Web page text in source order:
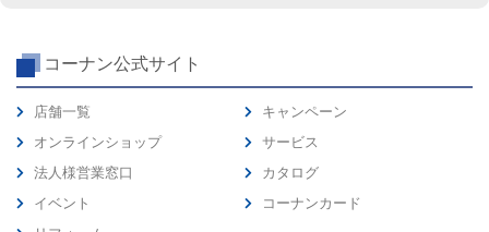
コーナン公式サイト
店舗一覧
オンラインショップ
法人様営業窓口
イベント
キャンペーン
サービス
カタログ
コーナンカード